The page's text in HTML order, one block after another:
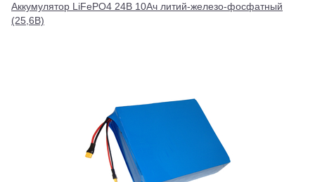
Аккумулятор LiFePO4 24В 10Ач литий-железо-фосфатный
(25,6В)